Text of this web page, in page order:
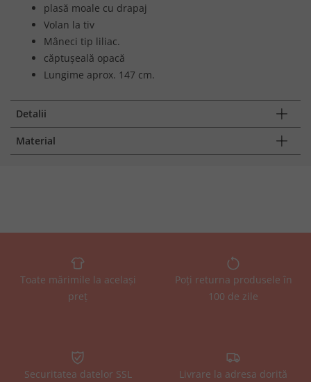
plasă moale cu drapaj
Volan la tiv
Mâneci tip liliac.
căptușeală opacă
Lungime aprox. 147 cm.
Detalii
Material
Toate mărimile la același
preț
Poți returna produsele în
100 de zile
Securitatea datelor SSL Livrare la adresa dorită